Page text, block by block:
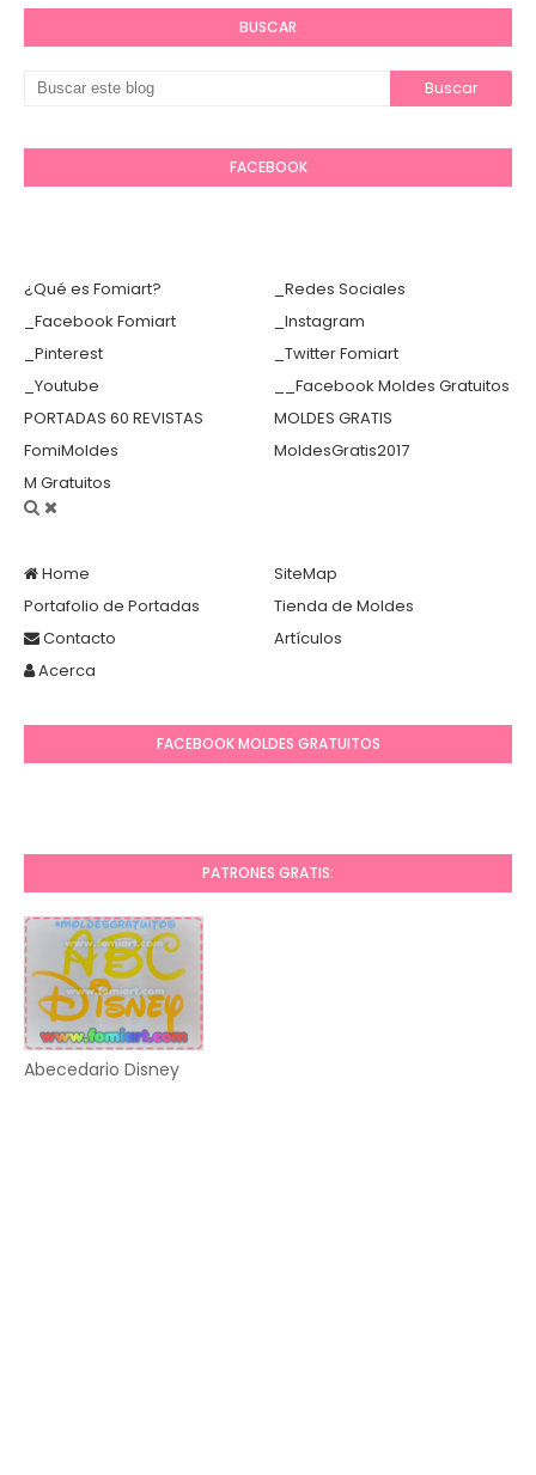
BUSCAR
FACEBOOK
¿Qué es Fomiart?
_Redes Sociales
_Facebook Fomiart
_Instagram
_Pinterest
_Twitter Fomiart
_Youtube
__Facebook Moldes Gratuitos
PORTADAS 60 REVISTAS
MOLDES GRATIS
FomiMoldes
MoldesGratis2017
M Gratuitos
Home
SiteMap
Portafolio de Portadas
Tienda de Moldes
Contacto
Artículos
Acerca
FACEBOOK MOLDES GRATUITOS
PATRONES GRATIS:
Abecedario Disney